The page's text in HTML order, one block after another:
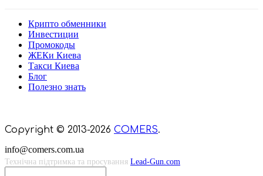
Крипто обменники
Инвестиции
Промокоды
ЖЕКи Киева
Такси Киева
Блог
Полезно знать
Copyright © 2013-2026 COMERS.
info@comers.com.ua
Технічна підтримка та просування Lead-Gun.com